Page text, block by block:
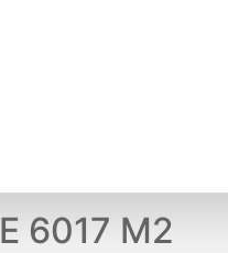
6017 M2